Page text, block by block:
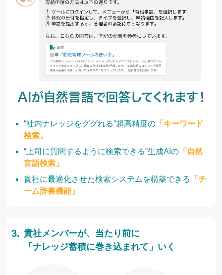
“社内ナレッジをググれる”超高精度の 「キーワード
検索」
“上司に質問するように検索できる”生成AIの 「自然
言語検索」
貴社に最適化させた検索システムを構築できる
「チ
ーム辞書機能」
貴社メンバーが、当たり前に
「ナレッジ蓄積に巻き込まれて」いく